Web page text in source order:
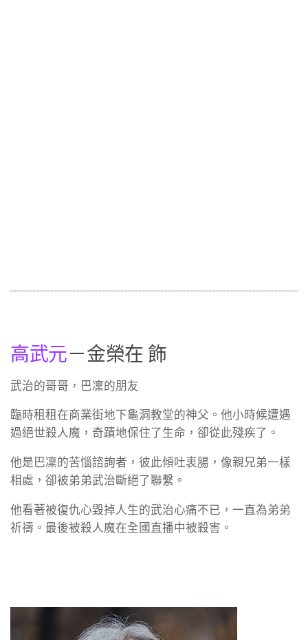
高武元－金榮在 飾
武治的哥哥，巴凜的朋友
臨時租租在商業街地下龜洞教堂的神父。他小時候遭遇
過絕世殺人魔，奇蹟地保住了生命，卻從此殘疾了。
他是巴凜的苦惱諮詢者，彼此傾吐衷腸，像親兄弟一樣
相處，卻被弟弟武治斷絕了聯繫。
他看著被復仇心毀掉人生的武治心痛不已，一直為弟弟
祈禱。最後被殺人魔在全國直播中被殺害。